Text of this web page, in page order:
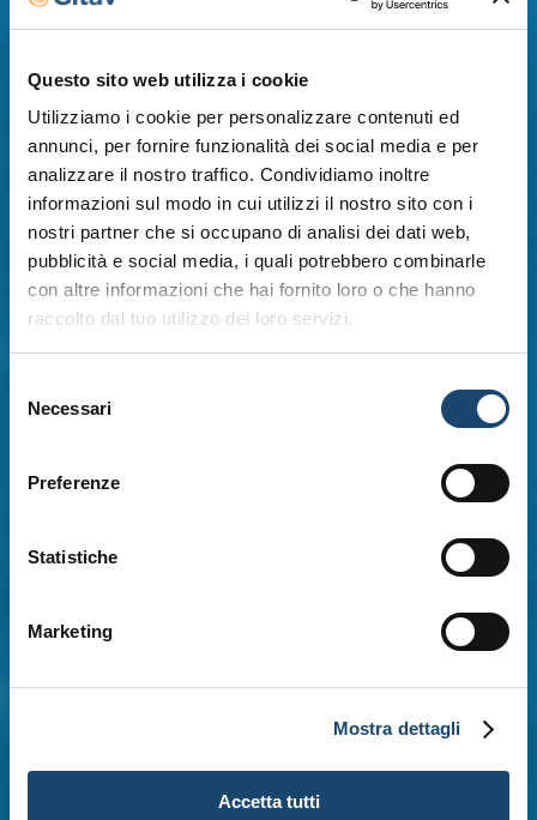
Questo sito web utilizza i cookie
Utilizziamo i cookie per personalizzare contenuti ed
annunci, per fornire funzionalità dei social media e per
analizzare il nostro traffico. Condividiamo inoltre
informazioni sul modo in cui utilizzi il nostro sito con i
nostri partner che si occupano di analisi dei dati web,
pubblicità e social media, i quali potrebbero combinarle
con altre informazioni che hai fornito loro o che hanno
raccolto dal tuo utilizzo dei loro servizi.
delNecessari
Preferenze
Statistiche
Marketing
Mostra dettagli
Accetta tutti